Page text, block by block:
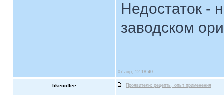
Недостаток -
заводском
07 апр, 12 18:40
likecoffee Проявители: рецепты, опыт применения